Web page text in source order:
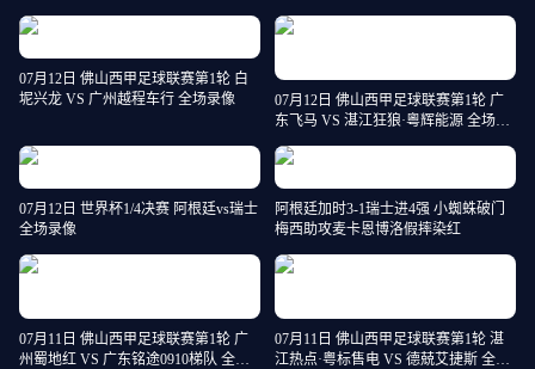
07月12日 佛山西甲足球联赛第1轮 白
坭兴龙 VS 广州越程车行 全场录像
07月12日 佛山西甲足球联赛第1轮 广
东飞马 VS 湛江狂狼·粵辉能源 全场录
07月12日 世界杯1/4决赛 阿根廷vs瑞士
全场录像
阿根廷加时3-1瑞士进4强 小蜘蛛破门
梅西助攻麦卡恩博洛假摔染红
07月11日 佛山西甲足球联赛第1轮 广
州蜀地红 VS 广东铭途0910梯队 全场
07月11日 佛山西甲足球联赛第1轮 湛
江热点·粤标售电 VS 德兢艾捷斯 全场